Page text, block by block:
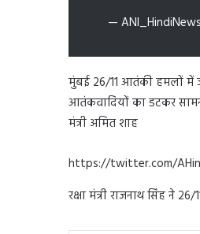
—
मुंबई 26/11 आतंकी हमलों में
आतंकवादियों का डटकर
मंत्री अमित शाह
https://twitter.com/
रक्षा मंत्री राजनाथ सिंह ने